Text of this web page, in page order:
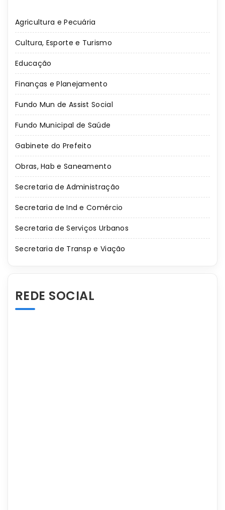
Agricultura e Pecuária
Cultura, Esporte e Turismo
Educação
Finanças e Planejamento
Fundo Mun de Assist Social
Fundo Municipal de Saúde
Gabinete do Prefeito
Obras, Hab e Saneamento
Secretaria de Administração
Secretaria de Ind e Comércio
Secretaria de Serviços Urbanos
Secretaria de Transp e Viação
REDE SOCIAL